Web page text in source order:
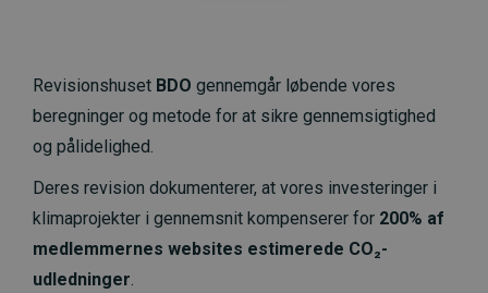
Revisionshuset BDO gennemgår løbende vores
beregninger og metode for at sikre gennemsigtighed
og pålidelighed.
Deres revision dokumenterer, at vores investeringer i
klimaprojekter i gennemsnit kompenserer for 200% af
medlemmernes websites estimerede CO₂-
udledninger.